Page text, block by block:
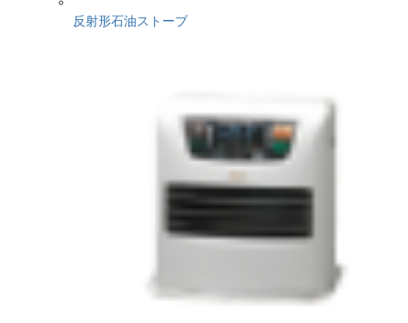
反射形石油ストーブ